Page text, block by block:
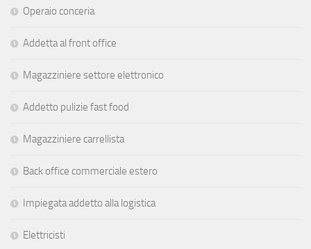
Operaio conceria
Addetta al front office
Magazziniere settore elettronico
Addetto pulizie fast food
Magazziniere carrellista
Back office commerciale estero
Impiegata addetto alla logistica
Elettricisti